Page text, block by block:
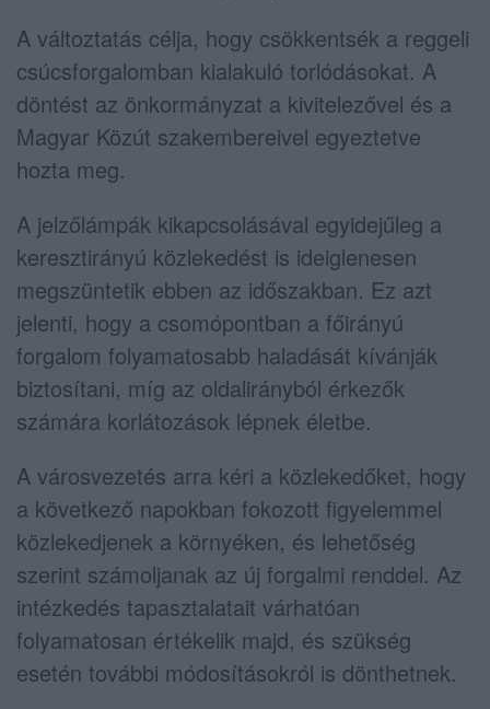
A változtatás célja, hogy csökkentsék a reggeli
csúcsforgalomban kialakuló torlódásokat. A
döntést az önkormányzat a kivitelezővel és a
Magyar Közút szakembereivel egyeztetve
hozta meg.
A jelzőlámpák kikapcsolásával egyidejűleg a
keresztirányú közlekedést is ideiglenesen
megszüntetik ebben az időszakban. Ez azt
jelenti, hogy a csomópontban a főirányú
forgalom folyamatosabb haladását kívánják
biztosítani, míg az oldalirányból érkezők
számára korlátozások lépnek életbe.
A városvezetés arra kéri a közlekedőket, hogy
a következő napokban fokozott figyelemmel
közlekedjenek a környéken, és lehetőség
szerint számoljanak az új forgalmi renddel. Az
intézkedés tapasztalatait várhatóan
folyamatosan értékelik majd, és szükség
esetén további módosításokról is dönthetnek.